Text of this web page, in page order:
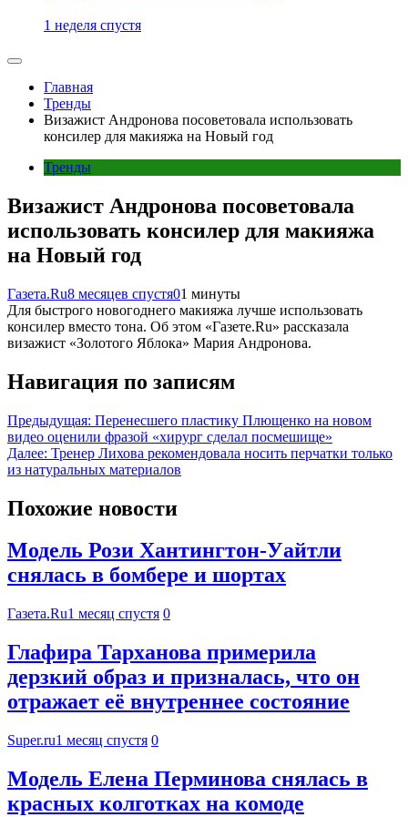
1 неделя спустя
Главная
Тренды
Визажист Андронова посоветовала использовать
консилер для макияжа на Новый год
Тренды
Визажист Андронова посоветовала
использовать консилер для макияжа
на Новый год
Газета.Ru8 месяцев спустя01 минуты
Для быстрого новогоднего макияжа лучше использовать
консилер вместо тона. Об этом «Газете.Ru» рассказала
визажист «Золотого Яблока» Мария Андронова.
Навигация по записям
Предыдущая: Перенесшего пластику Плющенко на новом
видео оценили фразой «хирург сделал посмешище»
Далее: Тренер Лихова рекомендовала носить перчатки только
из натуральных материалов
Похожие новости
Модель Рози Хантингтон-Уайтли
снялась в бомбере и шортах
Газета.Ru1 месяц спустя 0
Глафира Тарханова примерила
дерзкий образ и призналась, что он
отражает её внутреннее состояние
Super.ru1 месяц спустя 0
Модель Елена Перминова снялась в
красных колготках на комоде